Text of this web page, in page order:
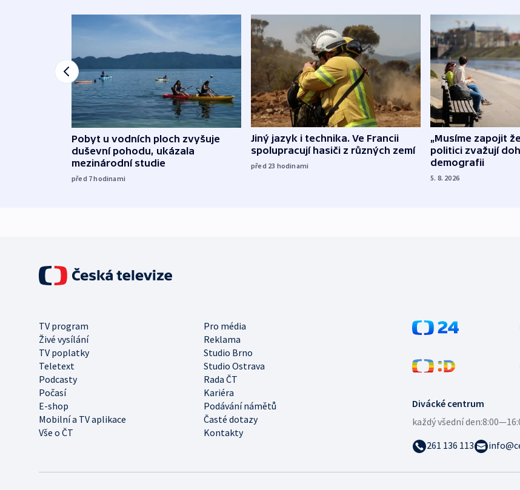
Pobyt u vodních ploch zvyšuje
duševní pohodu, ukázala
mezinárodní studie
před 7hodinami
Jiný jazyk i technika. Ve Francii
spolupracují hasiči z různých zemí
před 23 hodinami
„Musíme zapojit
politici zvažují
demografii
5. 8. 2026
TV program
Pro média
Živé vysílání
Reklama
TV poplatky
Studio Brno
Teletext
Studio Ostrava
Podcasty
Rada ČT
Počasí
Kariéra
E-shop
Podávání námětů
Mobilní a TV aplikace
Časté dotazy
Vše o ČT
Kontakty
Divácké centrum
každý všední den:
261 136 113